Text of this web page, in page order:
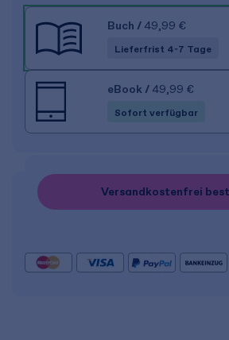
Buch / 49,99 €
Lieferfrist 4-7 Tage
eBook / 49,99 €
Sofort verfügbar
Versandkostenfrei